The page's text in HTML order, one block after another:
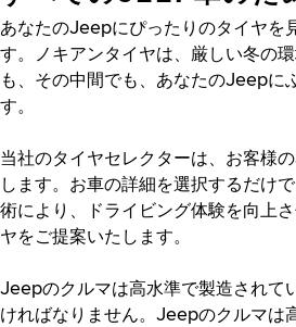
あなたのJeepにぴったりのタイヤを
す。ノキアンタイヤは、厳しい冬の
も、その中間でも、あなたのJeepに
す。
当社のタイヤセレクターは、お客様
します。お車の詳細を選択するだけ
術により、ドライビング体験を向上
ヤをご提案いたします。
Jeepのクルマは高水準で製造されて
ければなりません。Jeepのクルマは